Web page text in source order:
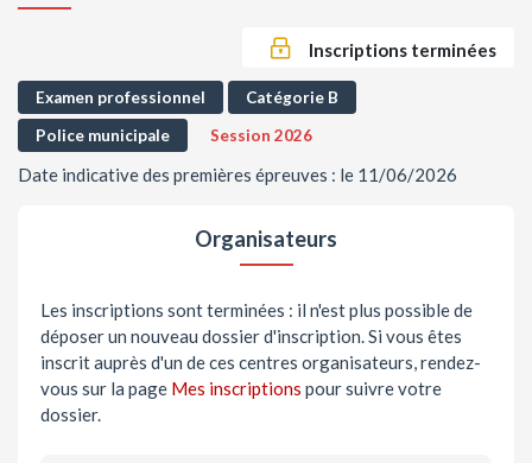
Inscriptions terminées
Examen professionnel
Catégorie B
Police municipale
Session 2026
Date indicative des premières épreuves : le 11/06/2026
Organisateurs
Les inscriptions sont terminées : il n'est plus possible de
déposer un nouveau dossier d'inscription. Si vous êtes
inscrit auprès d'un de ces centres organisateurs, rendez-
vous sur la page Mes inscriptions pour suivre votre
dossier.